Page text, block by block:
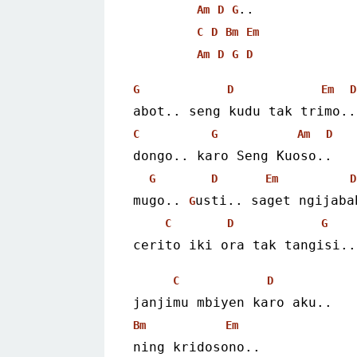
Am D G..
C D Bm
Em
Am
D G D
G D Em D
abot.. seng kudu tak trimo..
C G Am D
dongo.. karo Seng Kuoso..
G D Em D
mugo.. Gusti.. saget
C D G
cerito iki ora tak tangisi..
C D
janjimu mbiyen karo aku..
Bm Em
ning kridosono..